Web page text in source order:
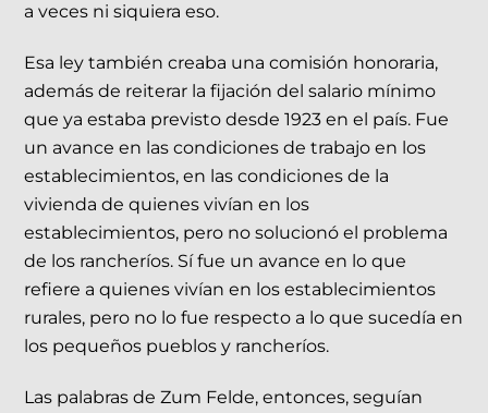
a veces ni siquiera eso.
Esa ley también creaba una comisión honoraria,
además de reiterar la fijación del salario mínimo
que ya estaba previsto desde 1923 en el país. Fue
un avance en las condiciones de trabajo en los
establecimientos, en las condiciones de la
vivienda de quienes vivían en los
establecimientos, pero no solucionó el problema
de los rancheríos. Sí fue un avance en lo que
refiere a quienes vivían en los establecimientos
rurales, pero no lo fue respecto a lo que sucedía en
los pequeños pueblos y rancheríos.
Las palabras de Zum Felde, entonces, seguían